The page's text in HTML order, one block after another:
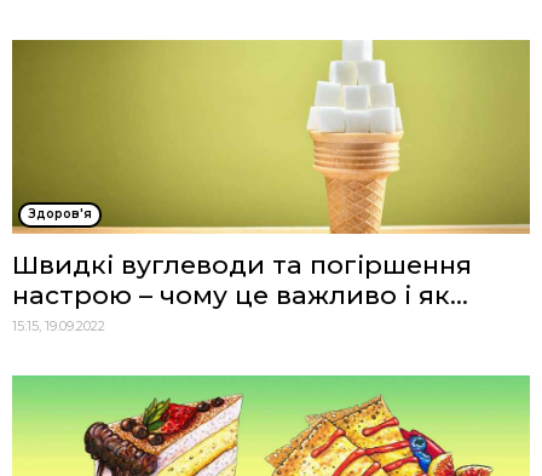
Здоров'я
Швидкі вуглеводи та погіршення
настрою – чому це важливо і як...
15:15, 19.09.2022